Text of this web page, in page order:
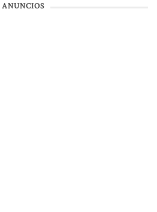
ANUNCIOS